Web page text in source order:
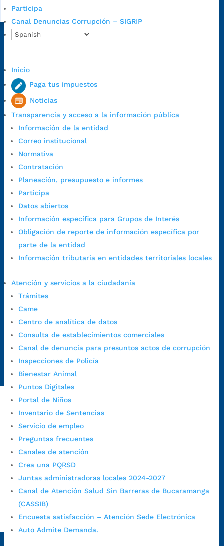
Participa
Canal Denuncias Corrupción – SIGRIP
Inicio
Paga tus impuestos
Noticias
Transparencia y acceso a la información pública
Información de la entidad
Correo institucional
Normativa
Contratación
Planeación, presupuesto e informes
Participa
Datos abiertos
Información específica para Grupos de Interés
Obligación de reporte de información específica por
parte de la entidad
Información tributaria en entidades territoriales locales
Atención y servicios a la ciudadanía
Trámites
Came
Centro de analítica de datos
Consulta de establecimientos comerciales
Canal de denuncia para presuntos actos de corrupción
Inspecciones de Policía
Bienestar Animal
Puntos Digitales
Portal de Niños
Inventario de Sentencias
Servicio de empleo
Preguntas frecuentes
Canales de atención
Crea una PQRSD
Juntas administradoras locales 2024-2027
Canal de Atención Salud Sin Barreras de Bucaramanga
(CASSIB)
Encuesta satisfacción – Atención Sede Electrónica
Auto Admite Demanda.
Dirección Fase I:Calle 35 # 10-43, Bucaramanga, Santander,
Dirección Fase II:
Colombia
Código Postal:
Horario de Atención:
1:00 p.m. a 5:30 p.m. / viernes jornada continua en el horario de
7:00 a.m. a 5:00 p.m., con 30 minutos de descanso al medio día.
Horario de Atención CAME (Central):
Lunes a jueves: 7:00 a.m. a 12:00 m y de 1:00 p.m. a 5:30 p.m.
Viernes: 7:00 a.m. a 5:00 p.m. en Jornada Continua con
30 minutos de descanso al medio día.
Horario de Atención CAME (Norte):
Dirección:Carrera 12 #16N-84 del barrio Kennedy.
Horario habitual de lunes a viernes enjornada continua de 7:30
a.m. a 3:00 p.m.
Teléfono Conmutador:+57 (607) 633 70 00
Líneagratuita:+57 (607) 652 55 55
Correo de notificaciones
Radique aquí su queja disciplinaria:
https://www.bucaramanga.gov.co/gobierno-ciudadanos-
Alcaldía de Bucaramanga
@AlcaldíaBGA
PrensaBucaramanga